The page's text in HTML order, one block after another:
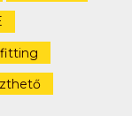
fitting